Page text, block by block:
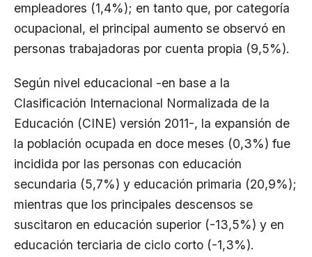
empleadores (1,4%); en tanto que, por categoría
ocupacional, el principal aumento se observó en
personas trabajadoras por cuenta propia (9,5%).
Según nivel educacional -en base a la
Clasificación Internacional Normalizada de la
Educación (CINE) versión 2011-, la expansión de
la población ocupada en doce meses (0,3%) fue
incidida por las personas con educación
secundaria (5,7%) y educación primaria (20,9%);
mientras que los principales descensos se
suscitaron en educación superior (-13,5%) y en
educación terciaria de ciclo corto (-1,3%).